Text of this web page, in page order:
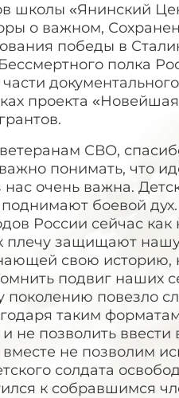
школы «Янинский
о важном,
победы в
полка
проекта
СВО,
важно понимать, что
очень важна.
боевой
России сейчас как
защищают
свою историю,
подвиг наших
повезло
таким
не позволить ввести
не позволим
солдата
к собравшимся